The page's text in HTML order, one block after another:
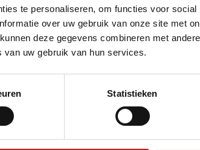
te personaliseren, om functies voor
over uw gebruik van onze site met
deze gegevens combineren met
uw gebruik van hun services.
Statistieken
Eenvoudig ruilen of retour